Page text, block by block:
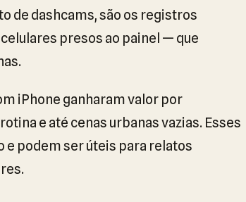
de dashcams, são os registros
presos ao painel — que
iPhone ganharam valor por
e até cenas urbanas vazias. Esses
e podem ser úteis para relatos